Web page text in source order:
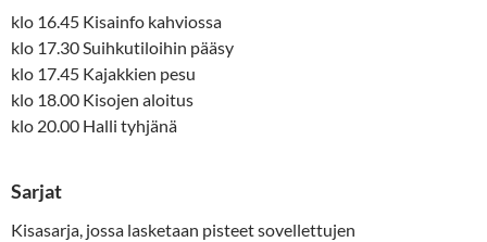
klo 16.45 Kisainfo kahviossa
klo 17.30 Suihkutiloihin pääsy
klo 17.45 Kajakkien pesu
klo 18.00 Kisojen aloitus
klo 20.00 Halli tyhjänä
Sarjat
Kisasarja, jossa lasketaan pisteet sovellettujen